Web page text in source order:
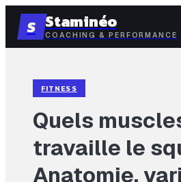
S Staminéo
COACHING & PERFORMANCE
FITNESS
Quels
travaille le
Anatomie,